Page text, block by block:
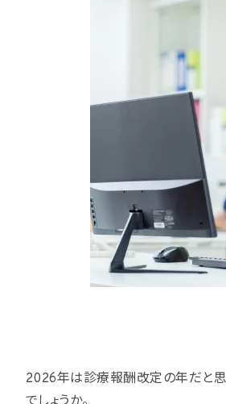
2026年は診療報酬改定の年だと思